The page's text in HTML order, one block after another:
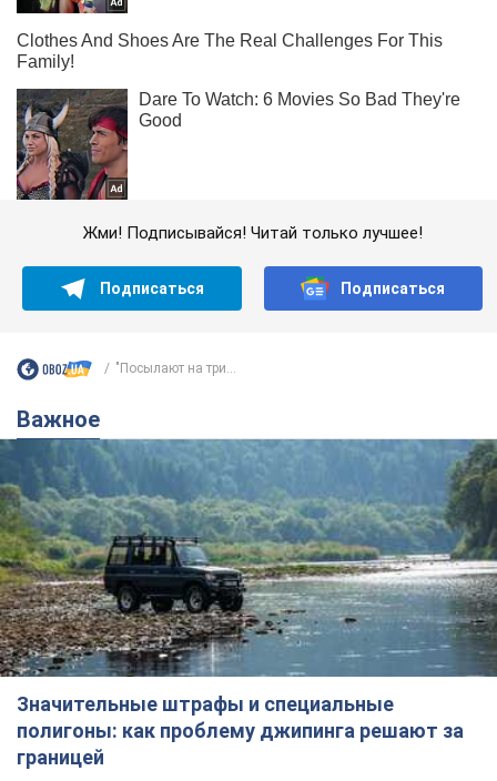
Жми! Подписывайся! Читай только лучшее!
Подписаться Подписаться
"Посылают на три...
Важное
Значительные штрафы и специальные
полигоны: как проблему джипинга решают за
границей